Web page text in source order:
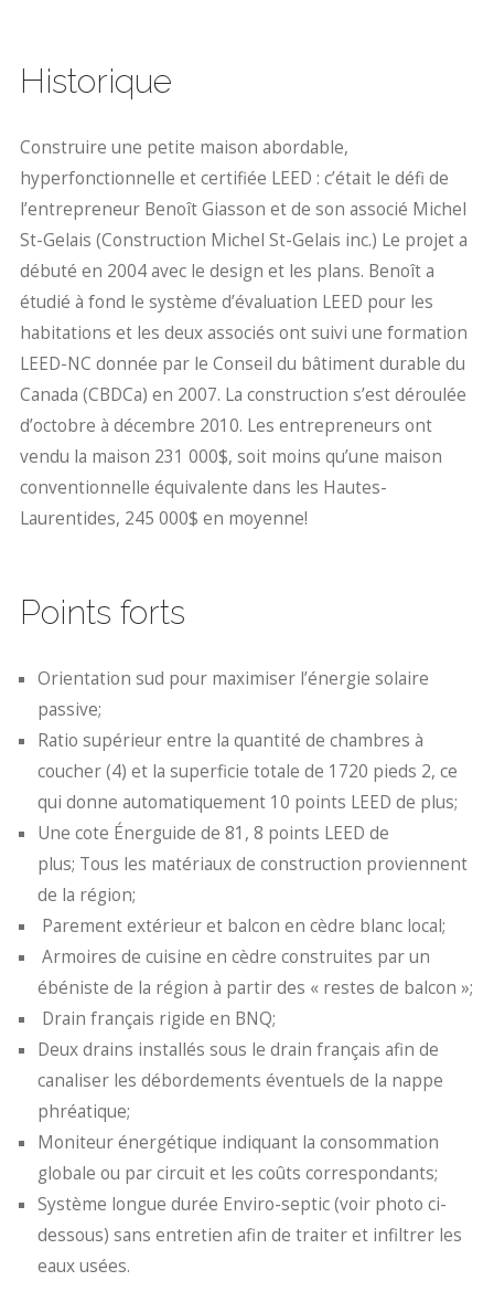
Historique
Construire une petite maison abordable,
hyperfonctionnelle et certifiée LEED : c’était le défi de
l’entrepreneur Benoît Giasson et de son associé Michel
St-Gelais (Construction Michel St-Gelais inc.) Le projet a
débuté en 2004 avec le design et les plans. Benoît a
étudié à fond le système d’évaluation LEED pour les
habitations et les deux associés ont suivi une formation
LEED-NC donnée par le Conseil du bâtiment durable du
Canada (CBDCa) en 2007. La construction s’est déroulée
d’octobre à décembre 2010. Les entrepreneurs ont
vendu la maison 231 000$, soit moins qu’une maison
conventionnelle équivalente dans les Hautes-
Laurentides, 245 000$ en moyenne!
Points forts
Orientation sud pour maximiser l’énergie solaire
passive;
Ratio supérieur entre la quantité de chambres à
coucher (4) et la superficie totale de 1720 pieds 2, ce
qui donne automatiquement 10 points LEED de plus;
Une cote Énerguide de 81, 8 points LEED de
plus; Tous les matériaux de construction proviennent
de la région;
Parement extérieur et balcon en cèdre blanc local;
Armoires de cuisine en cèdre construites par un
ébéniste de la région à partir des « restes de balcon »;
Drain français rigide en BNQ;
Deux drains installés sous le drain français afin de
canaliser les débordements éventuels de la nappe
phréatique;
Moniteur énergétique indiquant la consommation
globale ou par circuit et les coûts correspondants;
Système longue durée Enviro-septic (voir photo ci-
dessous) sans entretien afin de traiter et infiltrer les
eaux usées.